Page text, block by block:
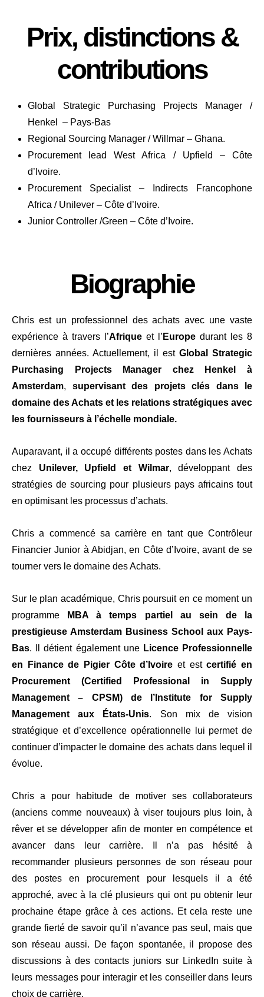
Biographie
Chris est un professionnel des achats avec une vaste
expérience à travers l’Afrique et l’ Europe durant les 8
dernières années. Actuellement, il est Global Strategic
Purchasing Projects Manager chez Henkel à
Amsterdam, supervisant des projets clés dans le
domaine des Achats et les relations stratégiques avec
les fournisseurs à l’échelle mondiale.
Auparavant, il a occupé différents postes dans les Achats
chez Unilever, Upfield et Wilmar, développant des
stratégies de sourcing pour plusieurs pays africains tout
en optimisant les processus d’achats.
Chris a commencé sa carrière en tant que Contrôleur
Financier Junior à Abidjan, en Côte d’Ivoire, avant de se
tourner vers le domaine des Achats.
Sur le plan académique, Chris poursuit en ce moment un
programme
MBA à temps partiel au sein de la
prestigieuse Amsterdam Business School aux Pays-
Bas. Il détient également une Licence Professionnelle
en Finance de Pigier Côte d’Ivoire et estcertifié en
Procurement (Certified Professional in Supply
Management – CPSM) de l’Institute for Supply
Management aux États-Unis. Son mix de vision
stratégique et d’excellence opérationnelle lui permet de
continuer d’impacter le domaine des achats dans lequel il
évolue.
Chris a pour habitude de motiver ses collaborateurs
(anciens comme nouveaux) à viser toujours plus loin, à
rêver et se développer afin de monter en compétence et
avancer dans leur carrière. Il n’a pas hésité à
recommander plusieurs personnes de son réseau pour
des postes en procurement pour lesquels il a été
approché, avec à la clé plusieurs qui ont pu obtenir leur
prochaine étape grâce à ces actions. Et cela reste une
grande fierté de savoir qu’il n’avance pas seul, mais que
son réseau aussi. De façon spontanée, il propose des
discussions à des contacts juniors sur LinkedIn suite à
leurs messages pour interagir et les conseiller dans leurs
choix de carrière.
Prix, distinctions &
contributions
Global Strategic Purchasing Projects Manager /
Henkel – Pays-Bas
Regional Sourcing Manager / Willmar – Ghana.
Procurement lead West Africa / Upfield – Côte
d’Ivoire.
Procurement Specialist – Indirects Francophone
Africa / Unilever – Côte d’Ivoire.
Junior Controller /Green – Côte d’Ivoire.